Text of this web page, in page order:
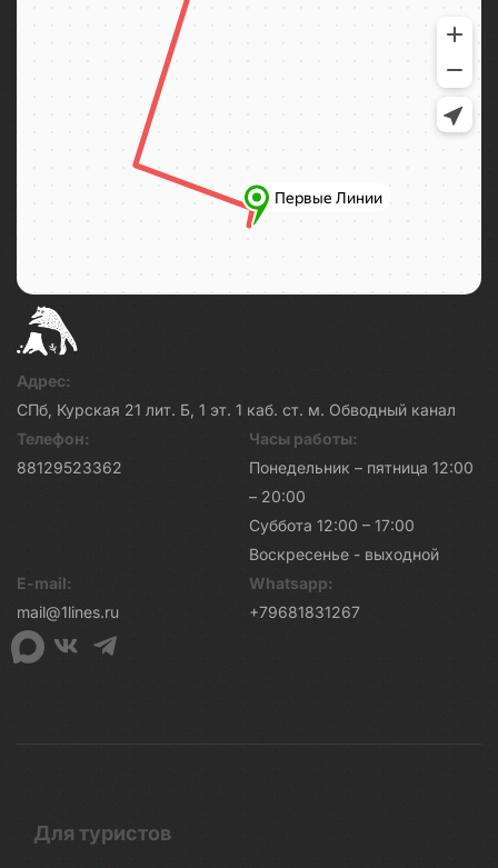
Адрес:
СПб, Курская 21 лит. Б, 1 эт. 1 каб. ст. м. Обводный канал
Телефон:
88129523362
Часы работы:
Понедельник – пятница 12:00
– 20:00
Суббота 12:00 – 17:00
Воскресенье - выходной
E-mail:
mail@1lines.ru
Whatsapp:
+79681831267
Для туристов